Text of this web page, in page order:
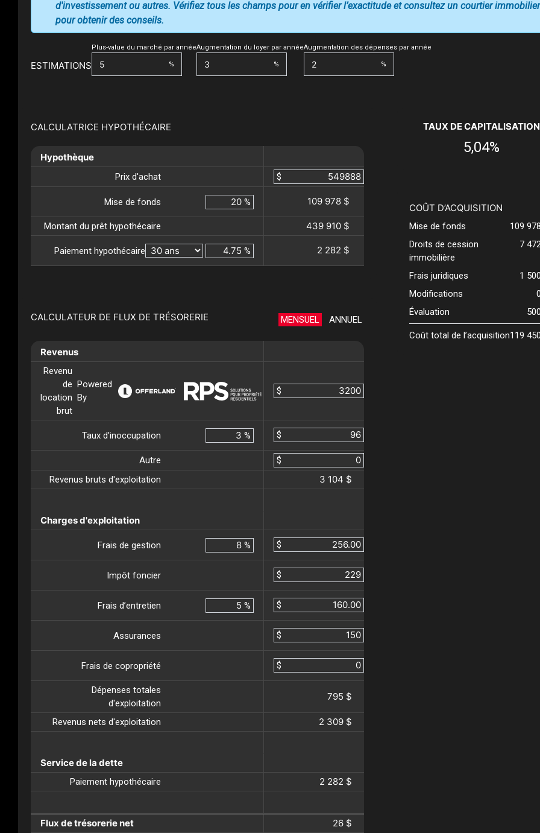
ESTIMATIONS
Plus-value du marché par année
%
Augmentation du loyer par année
%
Augmentation des dépenses par année
%
d'investissement ou autres. Vérifiez tous les champs pour en vérifier l’exactitude et consultez un courtier immobilier
pour obtenir des conseils.
CALCULATRICE HYPOTHÉCAIRE
Hypothèque
Prix d'achat $
Mise de fonds % 109 978 $
Montant du prêt hypothécaire 439 910 $
Paiement hypothécaire % 2 282 $
CALCULATEUR DE FLUX DE TRÉSORERIE MENSUEL ANNUEL
Revenus
Revenu
de
location
brut
Powered
By
$
Taux d'inoccupation % $
Autre
$
Revenus bruts d'exploitation
3 104 $
Charges d'exploitation
Frais de gestion % $
Impôt foncier $
Frais d’entretien % $
Assurances $
Frais de copropriété $
Dépenses totales
d'exploitation
795 $
Revenus nets d'exploitation 2 309 $
Service de la dette
Paiement hypothécaire 2 282 $
Flux de trésorerie net 26 $
TAUX DE CAPITALISATION
5,04%
COÛT D’ACQUISITION
Mise de fonds
109
Droits de cession
immobilière
7
Frais juridiques
1
Modifications
Évaluation
Coût total de l’acquisition119